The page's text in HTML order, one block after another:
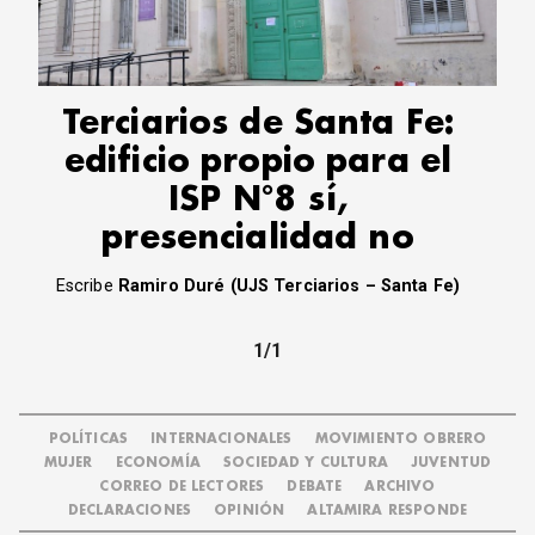
CORREO DE LECTORES
DEBATE
ARCHIVO
DECLARACIONES
OPINIÓN
ALTAMIRA RESPONDE
Política Obrera Revista
CONTACTO
Terciarios de Santa Fe:
edificio propio para el
ISP N°8 sí,
presencialidad no
Escribe Ramiro Duré (UJS Terciarios – Santa Fe)
1/1
POLÍTICAS INTERNACIONALES
MOVIMIENTO OBRERO
MUJER
ECONOMÍA SOCIEDAD Y CULTURA
JUVENTUD
CORREO DE LECTORES
DEBATE
ARCHIVO
DECLARACIONES
OPINIÓN ALTAMIRA RESPONDE